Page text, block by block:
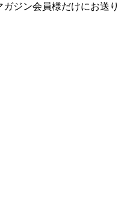
ジン会員様だけにお送り